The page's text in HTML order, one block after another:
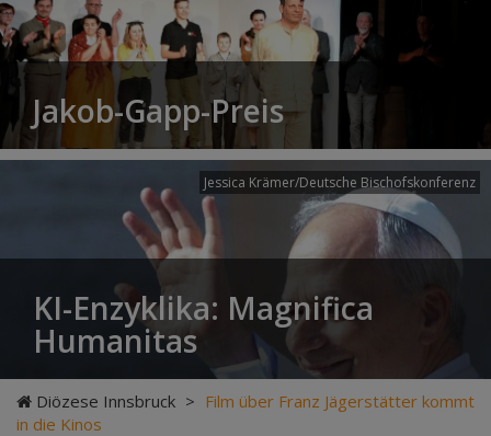
Jakob-Gapp-Preis
Jessica Krämer/Deutsche Bischofskonferenz
KI-Enzyklika: Magnifica
Humanitas
Diözese Innsbruck > Film über Franz Jägerstätter kommt
in die Kinos